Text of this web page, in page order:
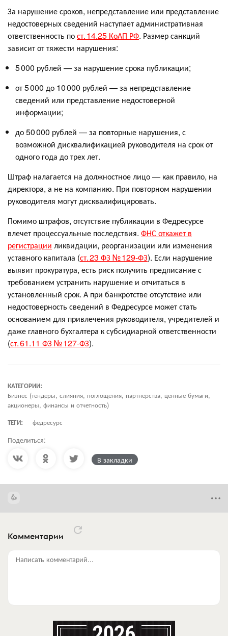
За нарушение сроков, непредставление или представление
недостоверных сведений наступает административная
ответственность пост. 14.25 КоАП РФ. Размер санкций
зависит от тяжести нарушения:
5 000 рублей — за нарушение срока публикации;
от 5 000 до 10 000 рублей — за непредставление
сведений или представление недостоверной
информации;
до 50 000 рублей — за повторные нарушения, с
возможной дисквалификацией руководителя на срок от
одного года до трех лет.
Штраф налагается на должностное лицо — как правило, на
директора, а не на компанию. При повторном нарушении
руководителя могут дисквалифицировать.
Помимо штрафов, отсутствие публикации в Федресурсе
влечет процессуальные последствия. ФНС откажет в
регистрации ликвидации, реорганизации или изменения
уставного капитала (ст. 23 ФЗ № 129-ФЗ). Если нарушение
выявит прокуратура, есть риск получить предписание с
требованием устранить нарушение и отчитаться в
установленный срок. А при банкротстве отсутствие или
недостоверность сведений в Федресурсе может стать
основанием для привлечения руководителя, учредителей и
даже главного бухгалтера к субсидиарной ответственности
(ст. 61.11 ФЗ № 127-ФЗ).
КАТЕГОРИИ:
Бизнес (тендеры, слияния, поглощения, партнерства, ценные бумаги,
акционеры, финансы и отчетность)
ТЕГИ:
федресурс
Поделиться:
В закладки
Комментарии
Написать комментарий...